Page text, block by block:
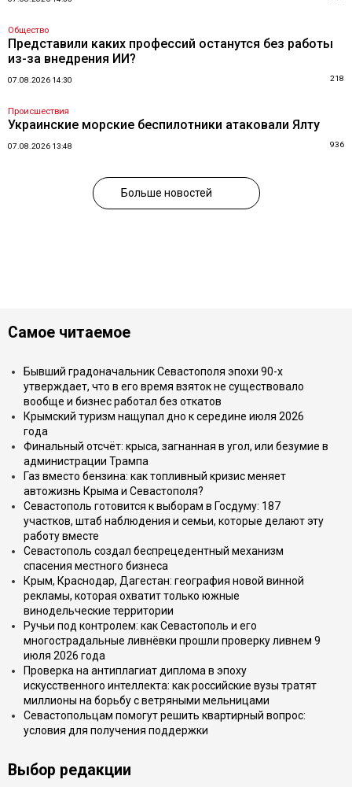
Общество
Представили каких профессий останутся без работы
из-за внедрения ИИ?
07.08.2026 14:30 218
Происшествия
Украинские морские беспилотники атаковали Ялту
07.08.2026 13:48 936
Больше новостей
Самое читаемое
Бывший градоначальник Севастополя эпохи 90-х
утверждает, что в его время взяток не существовало
вообще и бизнес работал без откатов
Крымский туризм нащупал дно к середине июля 2026
года
Финальный отсчёт: крыса, загнанная в угол, или безумие в
администрации Трампа
Газ вместо бензина: как топливный кризис меняет
автожизнь Крыма и Севастополя?
Севастополь готовится к выборам в Госдуму: 187
участков, штаб наблюдения и семьи, которые делают эту
работу вместе
Севастополь создал беспрецедентный механизм
спасения местного бизнеса
Крым, Краснодар, Дагестан: география новой винной
рекламы, которая охватит только южные
винодельческие территории
Ручьи под контролем: как Севастополь и его
многострадальные ливнёвки прошли проверку ливнем 9
июля 2026 года
Проверка на антиплагиат диплома в эпоху
искусственного интеллекта: как российские вузы тратят
миллионы на борьбу с ветряными мельницами
Севастопольцам помогут решить квартирный вопрос:
условия для получения поддержки
Выбор редакции